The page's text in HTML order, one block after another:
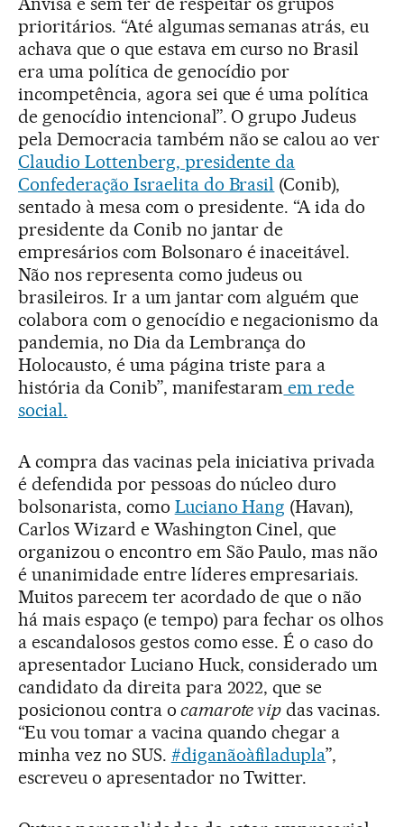
prioritários. “Até algumas semanas atrás, eu
achava que o que estava em curso no Brasil
era uma política de genocídio por
incompetência, agora sei que é uma política
de genocídio intencional”. O grupo Judeus
pela Democracia também não se calou ao ver
Claudio Lottenberg, presidente da
Confederação Israelita do Brasil (Conib),
sentado à mesa com o presidente. “A ida do
presidente da Conib no jantar de
empresários com Bolsonaro é inaceitável.
Não nos representa como judeus ou
brasileiros. Ir a um jantar com alguém que
colabora com o genocídio e negacionismo da
pandemia, no Dia da Lembrança do
Holocausto, é uma página triste para a
história da Conib”, manifestaram em rede
social.
A compra das vacinas pela iniciativa privada
é defendida por pessoas do núcleo duro
bolsonarista, como Luciano Hang (Havan),
Carlos Wizard e Washington Cinel, que
organizou o encontro em São Paulo, mas não
é unanimidade entre líderes empresariais.
Muitos parecem ter acordado de que o não
há mais espaço (e tempo) para fechar os olhos
a escandalosos gestos como esse. É o caso do
apresentador Luciano Huck, considerado um
candidato da direita para 2022, que se
posicionou contra o camarote vip das vacinas.
“Eu vou tomar a vacina quando chegar a
minha vez no SUS. #diganãoàfiladupla”,
escreveu o apresentador no Twitter.